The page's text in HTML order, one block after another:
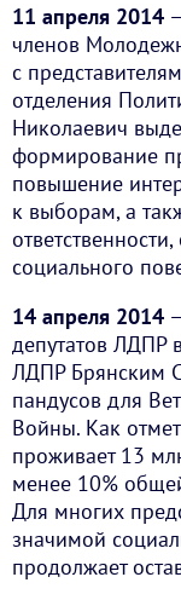
11 апреля 2014
членов
с
отделения
Николаевич
формирование
повышение
к выборам, а
социального
14 апреля 2014
депутатов ЛДПР
ЛДПР Брянским
пандусов для
Войны. Как
проживает 13
менее 10%
Для многих
значимой
продолжает